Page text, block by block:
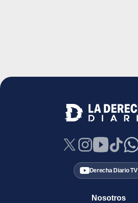
Derecha Diario TV
Nosotros